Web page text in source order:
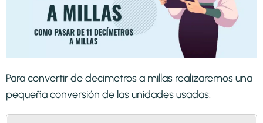
Para convertir de decimetros a millas realizaremos una
pequeña conversión de las unidades usadas: